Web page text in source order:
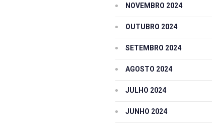
NOVEMBRO 2024
OUTUBRO 2024
SETEMBRO 2024
AGOSTO 2024
JULHO 2024
JUNHO 2024